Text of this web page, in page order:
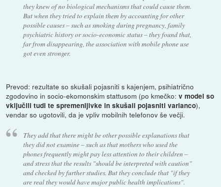
they knew of no biological mechanisms that could cause them.
But when they tried to explain them by accounting for other
possible causes – such as smoking during pregnancy, family
psychiatric history or socio-economic status – they found that,
far from disappearing, the association with mobile phone use
got even stronger.
Prevod: rezultate so skušali pojasniti s kajenjem, psihiatrično
zgodovino in socio-ekomonskim stattusom (po kmečko:v model so
vključili tudi te spremenljivke in skušali pojasniti varianco),
vendar so ugotovili, da je vpliv mobilnih telefonov še večji.
They add that there might be other possible explanations that
they did not examine – such as that mothers who used the
phones frequently might pay less attention to their children –
and stress that the results "should be interpreted with caution"
and checked by further studies. But they conclude that "if they
are real they would have major public health implications".